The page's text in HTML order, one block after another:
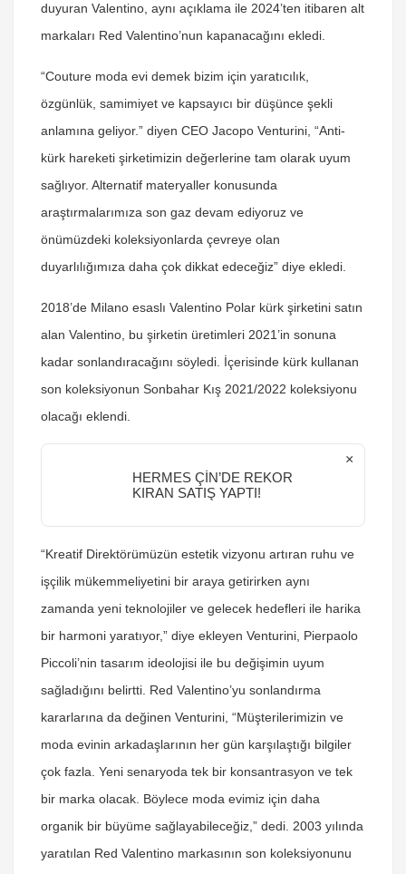
duyuran Valentino, aynı açıklama ile 2024’ten itibaren alt
markaları Red Valentino’nun kapanacağını ekledi.
“Couture moda evi demek bizim için yaratıcılık,
özgünlük, samimiyet ve kapsayıcı bir düşünce şekli
anlamına geliyor.” diyen CEO Jacopo Venturini, “Anti-
kürk hareketi şirketimizin değerlerine tam olarak uyum
sağlıyor. Alternatif materyaller konusunda
araştırmalarımıza son gaz devam ediyoruz ve
önümüzdeki koleksiyonlarda çevreye olan
duyarlılığımıza daha çok dikkat edeceğiz” diye ekledi.
2018’de Milano esaslı Valentino Polar kürk şirketini satın
alan Valentino, bu şirketin üretimleri 2021’in sonuna
kadar sonlandıracağını söyledi. İçerisinde kürk kullanan
son koleksiyonun Sonbahar Kış 2021/2022 koleksiyonu
olacağı eklendi.
HERMES ÇİN’DE REKOR
KIRAN SATIŞ YAPTI!
×
“Kreatif Direktörümüzün estetik vizyonu artıran ruhu ve
işçilik mükemmeliyetini bir araya getirirken aynı
zamanda yeni teknolojiler ve gelecek hedefleri ile harika
bir harmoni yaratıyor,” diye ekleyen Venturini, Pierpaolo
Piccoli’nin tasarım ideolojisi ile bu değişimin uyum
sağladığını belirtti. Red Valentino’yu sonlandırma
kararlarına da değinen Venturini, “Müşterilerimizin ve
moda evinin arkadaşlarının her gün karşılaştığı bilgiler
çok fazla. Yeni senaryoda tek bir konsantrasyon ve tek
bir marka olacak. Böylece moda evimiz için daha
organik bir büyüme sağlayabileceğiz,” dedi. 2003 yılında
yaratılan Red Valentino markasının son koleksiyonunu